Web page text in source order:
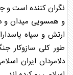
نگران کننده است و
و همسویی میدان و
ارتش و سپاه
طور کلی سازوکار
دلامردان ایران